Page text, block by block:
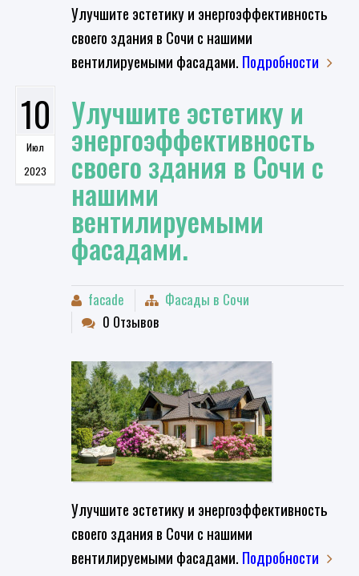
Улучшите эстетику и энергоэффективность
своего здания в Сочи с нашими
вентилируемыми фасадами. Подробности
10
Июл
2023
Улучшите эстетику и
энергоэффективность
своего здания в Сочи с
нашими
вентилируемыми
фасадами.
facade
Фасады в Сочи
0 Отзывов
Улучшите эстетику и энергоэффективность
своего здания в Сочи с нашими
вентилируемыми фасадами. Подробности